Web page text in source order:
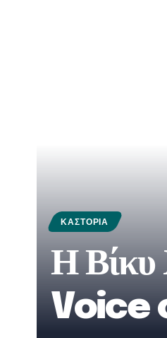
ΚΑΣΤΟΡΙΆ
Η Βίκυ
Voice